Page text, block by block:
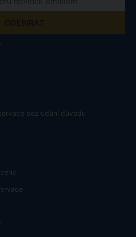
bez udání důvodu